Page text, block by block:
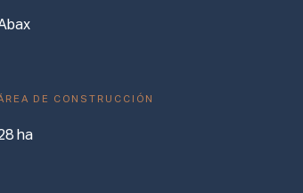
DE CONSTRUCCIÓN
ha